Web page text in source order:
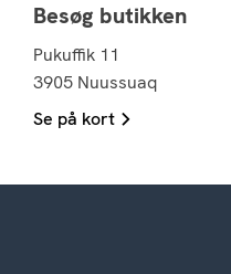
Besøg butikken
Pukuffik 11
3905 Nuussuaq
Se på kort